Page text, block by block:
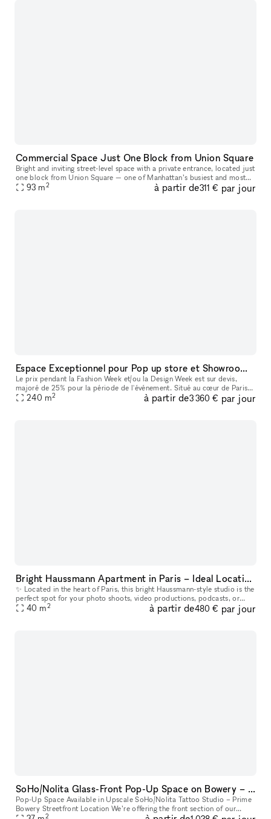
Commercial Space Just One Block from Union Square
Bright and inviting street-level space with a private entrance, located just
one block from Union Square — one of Manhattan’s busiest and most
desirable areas. ✔️ Ground floor with direct street acc
93 m2 à partir de311 € par jour
Espace Exceptionnel pour Pop up store et Showrooms à Montmartre
Le prix pendant la Fashion Week et/ou la Design Week est sur devis,
majoré de 25% pour la période de l'événement. Situé au cœur de Paris,
ce lieu est idéalement adapté pour des événements tels que co
240 m2 à partir de3 360 € par jour
Bright Haussmann Apartment in Paris – Ideal Location for Photo or Video Shoot
✨ Located in the heart of Paris, this bright Haussmann-style studio is the
perfect spot for your photo shoots, video productions, podcasts, or
YouTube content. Nestled on the 3rd floor of a beautiful
40 m2 à partir de480 € par jour
SoHo/Nolita Glass-Front Pop-Up Space on Bowery – Next to Supreme
Pop-Up Space Available in Upscale SoHo/Nolita Tattoo Studio – Prime
Bowery Streetfront Location We’re offering the front section of our
2